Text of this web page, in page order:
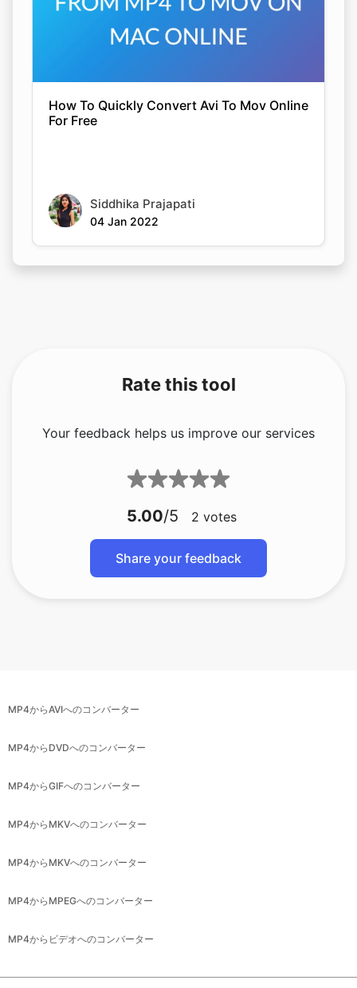
How To Quickly Convert Avi To Mov Online
For Free
Siddhika Prajapati
04 Jan 2022
Rate this tool
Your feedback helps us improve our services
5.00/5 2 votes
Share your feedback
MP4からAVIへのコンバーター
MP4からDVDへのコンバーター
MP4からGIFへのコンバーター
MP4からMKVへのコンバーター
MP4からMKVへのコンバーター
MP4からMPEGへのコンバーター
MP4からビデオへのコンバーター